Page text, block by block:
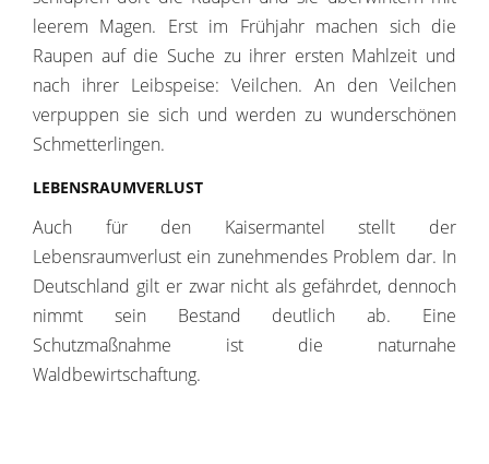
leerem Magen. Erst im Frühjahr machen sich die
Raupen auf die Suche zu ihrer ersten Mahlzeit und
nach ihrer Leibspeise: Veilchen. An den Veilchen
verpuppen sie sich und werden zu wunderschönen
Schmetterlingen.
LEBENSRAUMVERLUST
Auch für den Kaisermantel stellt der
Lebensraumverlust ein zunehmendes Problem dar. In
Deutschland gilt er zwar nicht als gefährdet, dennoch
nimmt sein Bestand deutlich ab. Eine
Schutzmaßnahme ist die naturnahe
Waldbewirtschaftung.